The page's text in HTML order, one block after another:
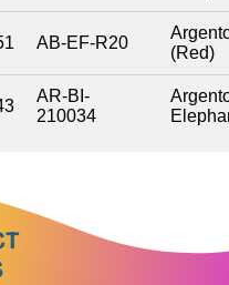
AB-EF-R20
(Red)
AR-BI-
210034